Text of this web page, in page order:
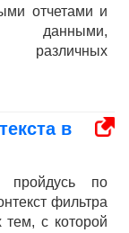
отчетами и
данными,
различных
в
по
фильтра
с которой